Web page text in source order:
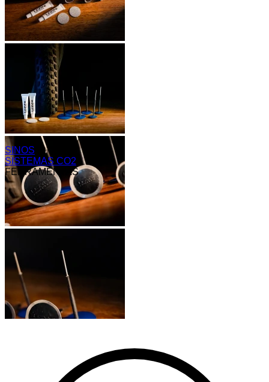
SINOS
SISTEMAS CO2
FERRAMENTAS